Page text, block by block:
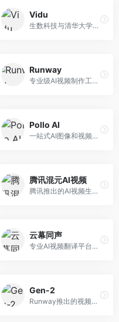
Vidu
生数科技与清华大学联合研发的AI视频生成大模型。面向视频创作者和内容生产者，支持文生视频、图生视频，视频质量高，物理运动理解准确，国产视频生成领先工具。
Runway
专业级AI视频制作工具，支持视频生成与编辑。面向影视制作人和创意工作者，提供文生视频、视频编辑、绿幕抠像等专业功能，视频处理能力强，适合专业创作场景。
Pollo AI
一站式AI图像和视频创作平台，整合多种生成工具。面向内容创作者，提供文生图、文生视频、视频编辑等服务，创作工具全面，一站式体验便捷。
腾讯混元AI视频
腾讯推出的AI视频生成工具，基于混元大模型。面向腾讯生态用户和内容创作者，支持文生视频、视频编辑等功能，与腾讯产品生态深度整合。
云幕同声
专业AI视频翻译平台，支持视频多语言配音和字幕生成。面向跨境电商和内容出海从业者，提供视频翻译、配音、字幕生成等服务，多语言支持完善。
Gen-2
Runway推出的视频生成模型，专注于文生视频和视频风格转换。面向影视制作人和创意工作者，支持文本到视频、图像到视频等多种生成模式，视频质量专业级。